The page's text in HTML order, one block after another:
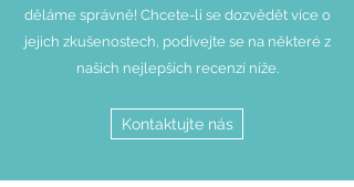
děláme správně! Chcete-li se dozvědět více o
jejich zkušenostech, podívejte se na některé z
našich nejlepších recenzí níže.
Kontaktujte nás